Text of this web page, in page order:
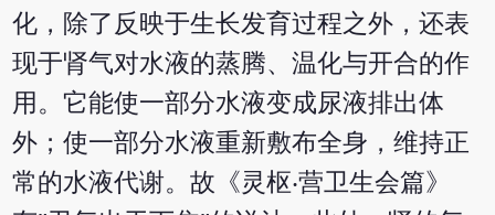
化，除了反映于生长发育过程之外，还表
现于肾气对水液的蒸腾、温化与开合的作
用。它能使一部分水液变成尿液排出体
外；使一部分水液重新敷布全身，维持正
常的水液代谢。故《灵枢‧营卫生会篇》